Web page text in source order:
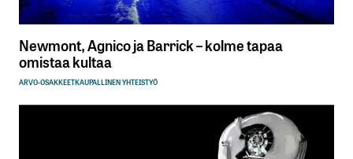
Newmont, Agnico ja Barrick – kolme tapaa
omistaa kultaa
ARVO-OSAKKEETKAUPALLINEN YHTEISTYÖ